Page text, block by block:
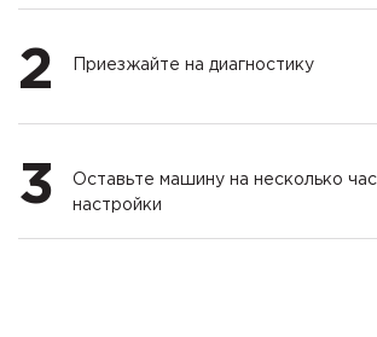
2 Приезжайте на диагностику
3
Оставьте машину на несколько
настройки